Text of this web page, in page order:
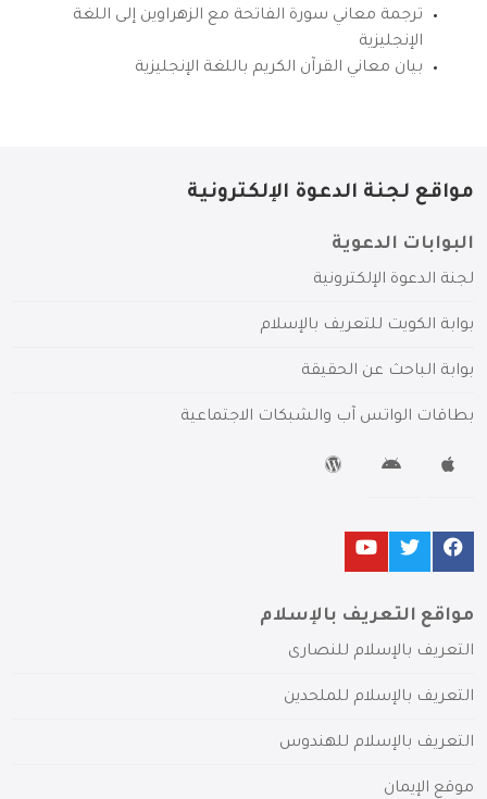
ترجمة معاني سورة الفاتحة مع الزهراوين إلى اللغة
الإنجليزية
بيان معاني القرآن الكريم باللغة الإنجليزية
مواقع لجنة الدعوة الإلكترونية
البوابات الدعوية
لجنة الدعوة الإلكترونية
بوابة الكويت للتعريف بالإسلام
بوابة الباحث عن الحقيقة
بطاقات الواتس آب والشبكات الاجتماعية
مواقع التعريف بالإسلام
التعريف بالإسلام للنصارى
التعريف بالإسلام للملحدين
التعريف بالإسلام للهندوس
موقع الإيمان